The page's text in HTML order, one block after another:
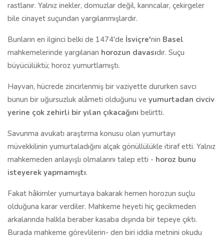
rastlanır. Yalnız inekler, domuzlar değil, karıncalar, çekirgeler
bile cinayet suçundan yargılanmışlardır.
Bunların en ilginci belki de 1474'de İsviçre'nin Basel
mahkemelerinde yargılanan horozun davasıdır. Suçu
büyücülüktü; horoz yumurtlamıştı.
Hayvan, hücrede zincirlenmiş bir vaziyette dururken savcı
bunun bir uğursuzluk alâmeti olduğunu ve yumurtadan civciv
yerine çok zehirli bir yılan çıkacağını belirtti.
Savunma avukatı araştırma konusu olan yumurtayı
müvekkilinin yumurtaladığını alçak gönüllülükle itiraf etti. Yalnız
mahkemeden anlayışlı olmalarını talep etti - horoz bunu
isteyerek yapmamıştı.
Fakat hâkimler yumurtaya bakarak hemen horozun suçlu
olduğuna karar verdiler. Mahkeme heyeti hiç gecikmeden
arkalarında halkla beraber kasaba dışında bir tepeye çıktı.
Burada mahkeme görevlilerin- den biri iddia metnini okudu